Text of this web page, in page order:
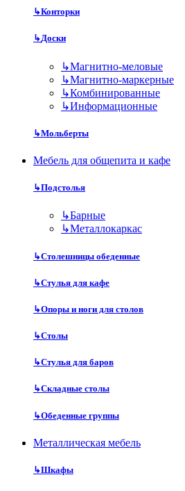
↳Конторки
↳Доски
↳Магнитно-меловые
↳Магнитно-маркерные
↳Комбинированные
↳Информационные
↳Мольберты
Мебель для общепита и кафе
↳Подстолья
↳Барные
↳Металлокаркас
↳Столешницы обеденные
↳Стулья для кафе
↳Опоры и ноги для столов
↳Столы
↳Стулья для баров
↳Складные столы
↳Обеденные группы
Металлическая мебель
↳Шкафы